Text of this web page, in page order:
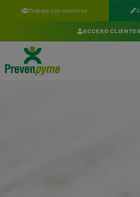
Trabaja con nosotros
ACCESO CLIENTES